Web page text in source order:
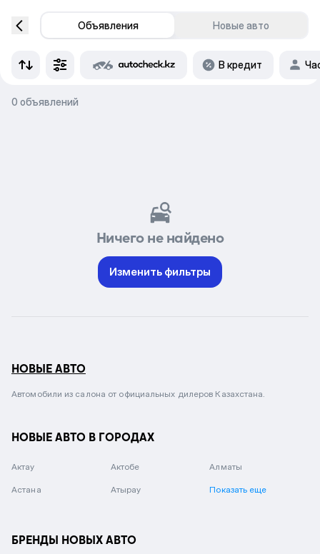
Объявления Новые авто
В кредит
0 объявлений
Ничего не найдено
Изменить фильтры
НОВЫЕ АВТО
Автомобили из салона от официальных дилеров Казахстана.
НОВЫЕ АВТО В ГОРОДАХ
Актау Актобе Алматы
Астана Атырау Показать еще
БРЕНДЫ НОВЫХ АВТО